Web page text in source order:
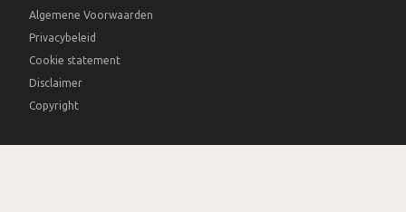
Algemene Voorwaarden
Privacybeleid
Cookie statement
Disclaimer
Copyright